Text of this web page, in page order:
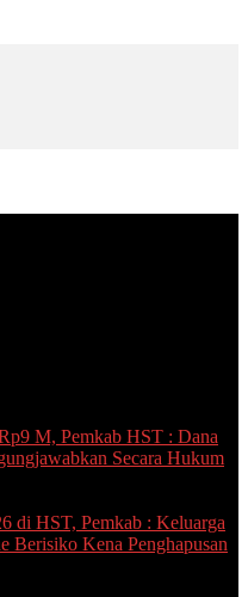
M, ‎Pemkab HST : Dana
Secara ‎Hukum
di ‎HST, Pemkab : Keluarga
Berisiko ‎Kena Penghapusan